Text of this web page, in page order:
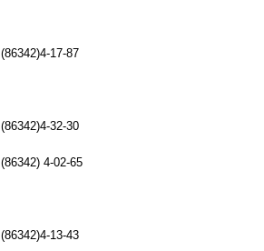
(86342)4-17-87
(86342)4-32-30
(86342) 4-02-65
(86342)4-13-43